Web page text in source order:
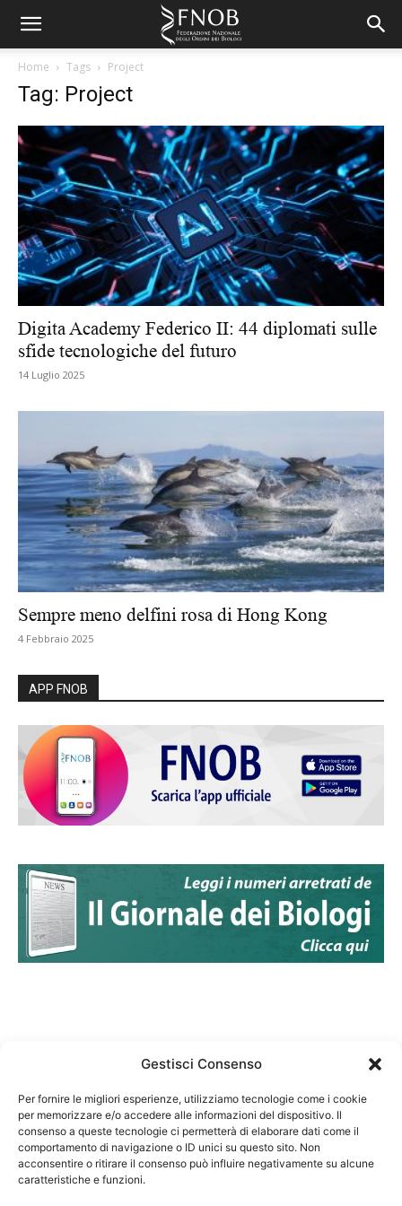
Gestisci Consenso
Per fornire le migliori esperienze, utilizziamo tecnologie come i cookie
per memorizzare e/o accedere alle informazioni del dispositivo. Il
consenso a queste tecnologie ci permetterà di elaborare dati come il
comportamento di navigazione o ID unici su questo sito. Non
acconsentire o ritirare il consenso può influire negativamente su alcune
caratteristiche e funzioni.
Home Tags Project
Tag: Project
Digita Academy Federico II: 44 diplomati sulle
sfide tecnologiche del futuro
14 Luglio 2025
Sempre meno delfini rosa di Hong Kong
4 Febbraio 2025
APP FNOB
Federazione Nazionale Degli Ordini dei Biologi:
codice fiscale 80069130583
Responsabile sito internet www.fnob.it: Vincenzo